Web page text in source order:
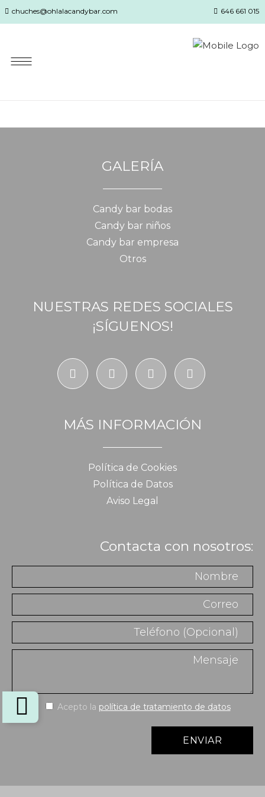
chuches@ohlalacandybar.com 646 661 015
GALERÍA
Candy bar bodas
Candy bar niños
Candy bar empresa
Otros
NUESTRAS REDES SOCIALES
¡SÍGUENOS!
MÁS INFORMACIÓN
Política de Cookies
Política de Datos
Aviso Legal
Contacta con nosotros:
Acepto la política de tratamiento de datos